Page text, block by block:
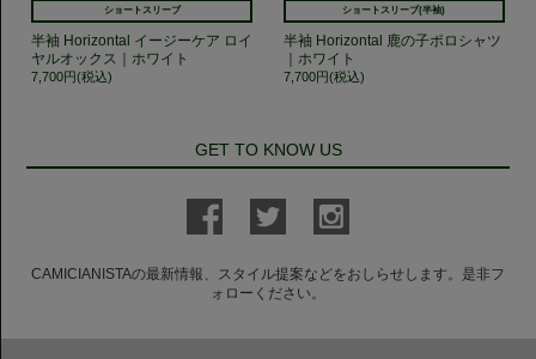
ショートスリーブ
半袖 Horizontal イージーケア ロイ
ヤルオックス｜ホワイト
7,700円(税込)
ショートスリーブ(半袖)
半袖 Horizontal 鹿の子ポロシャツ
｜ホワイト
7,700円(税込)
GET TO KNOW US
CAMICIANISTAの最新情報、スタイル提案などをおしらせします。是非フ
ォローください。